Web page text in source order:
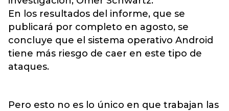
En los resultados del informe, que se
publicará por completo en agosto, se
concluye que el sistema operativo Android
tiene más riesgo de caer en este tipo de
ataques.
Pero esto no es lo único en que trabajan las